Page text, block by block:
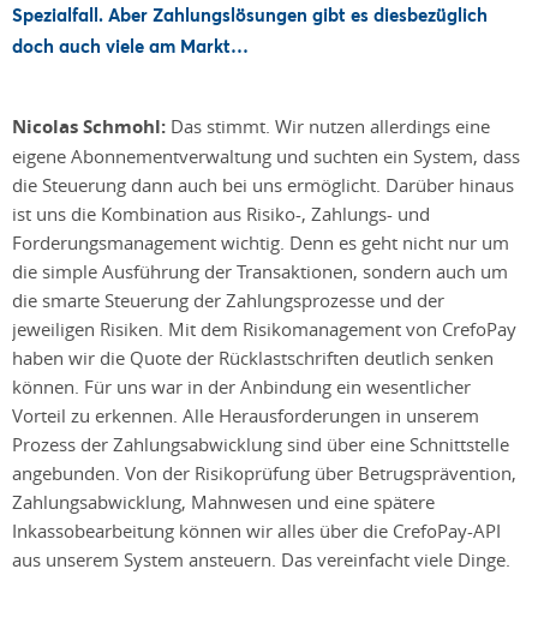
Spezialfall. Aber Zahlungslösungen gibt es diesbezüglich
doch auch viele am Markt…
Nicolas Schmohl: Das stimmt. Wir nutzen allerdings eine
eigene Abonnementverwaltung und suchten ein System, dass
die Steuerung dann auch bei uns ermöglicht. Darüber hinaus
ist uns die Kombination aus Risiko-, Zahlungs- und
Forderungsmanagement wichtig. Denn es geht nicht nur um
die simple Ausführung der Transaktionen, sondern auch um
die smarte Steuerung der Zahlungsprozesse und der
jeweiligen Risiken. Mit dem Risikomanagement von CrefoPay
haben wir die Quote der Rücklastschriften deutlich senken
können. Für uns war in der Anbindung ein wesentlicher
Vorteil zu erkennen. Alle Herausforderungen in unserem
Prozess der Zahlungsabwicklung sind über eine Schnittstelle
angebunden. Von der Risikoprüfung über Betrugsprävention,
Zahlungsabwicklung, Mahnwesen und eine spätere
Inkassobearbeitung können wir alles über die CrefoPay-API
aus unserem System ansteuern. Das vereinfacht viele Dinge.